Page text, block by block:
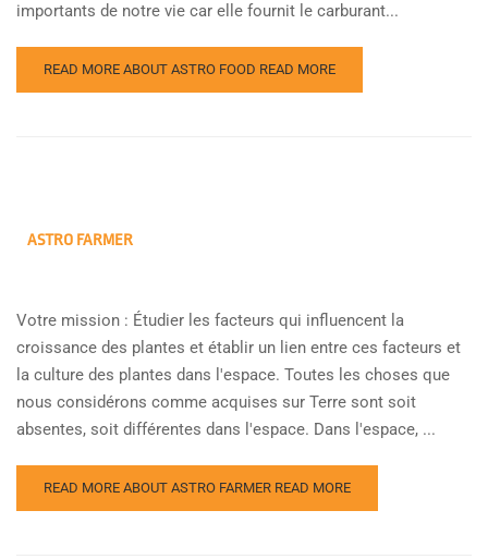
importants de notre vie car elle fournit le carburant...
READ MORE ABOUT ASTRO FOOD READ MORE
ASTRO FARMER
Votre mission : Étudier les facteurs qui influencent la
croissance des plantes et établir un lien entre ces facteurs et
la culture des plantes dans l'espace. Toutes les choses que
nous considérons comme acquises sur Terre sont soit
absentes, soit différentes dans l'espace. Dans l'espace, ...
READ MORE ABOUT ASTRO FARMER READ MORE